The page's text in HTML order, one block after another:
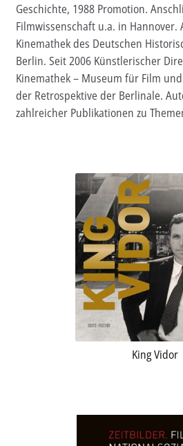
Open Access
Film & Kultur
Autor*innen
Aktuelles
Service
Newsletter
Geschichte, 1988 Promotion.
Filmwissenschaft u.a. in Hannover.
Kinemathek des Deutschen
Berlin. Seit 2006 Künstlerischer
Kinemathek – Museum für Film
der Retrospektive der Berlinale.
zahlreicher Publikationen zu
King Vidor